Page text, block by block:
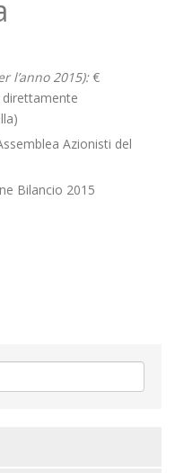
l’anno 2015):€
direttamente
Azionisti del
Bilancio 2015